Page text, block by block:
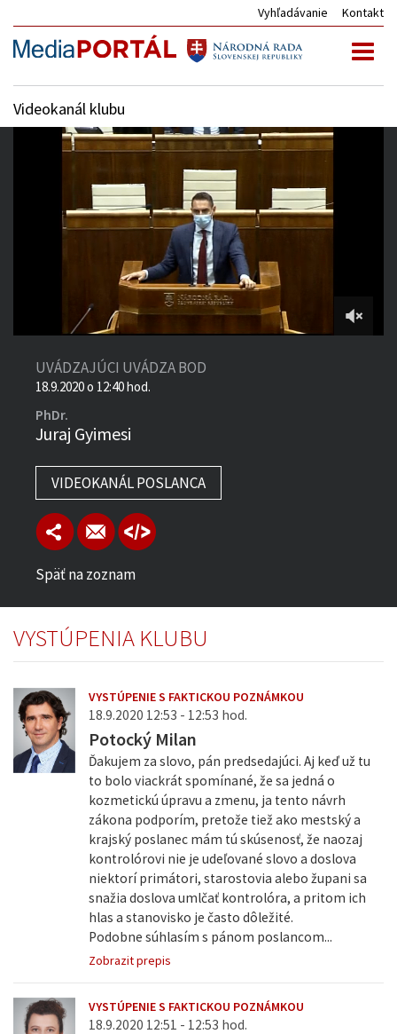
Vyhľadávanie Kontakt
Videokanál klubu
5:03:57
UVÁDZAJÚCI UVÁDZA BOD
18.9.2020 o 12:40 hod.
PhDr.
Juraj Gyimesi
VIDEOKANÁL POSLANCA
Späť na zoznam
VYSTÚPENIA KLUBU
VYSTÚPENIE S FAKTICKOU POZNÁMKOU
18.9.2020 12:53 - 12:53 hod.
Potocký Milan
Ďakujem za slovo, pán predsedajúci. Aj keď už tu
to bolo viackrát spomínané, že sa jedná o
kozmetickú úpravu a zmenu, ja tento návrh
zákona podporím, pretože tiež ako mestský a
krajský poslanec mám tú skúsenosť, že naozaj
kontrolórovi nie je udeľované slovo a doslova
niektorí primátori, starostovia alebo župani sa
snažia doslova umlčať kontrolóra, a pritom ich
hlas a stanovisko je často dôležité.
Podobne súhlasím s pánom poslancom...
Zobrazit prepis
VYSTÚPENIE S FAKTICKOU POZNÁMKOU
18.9.2020 12:51 - 12:53 hod.